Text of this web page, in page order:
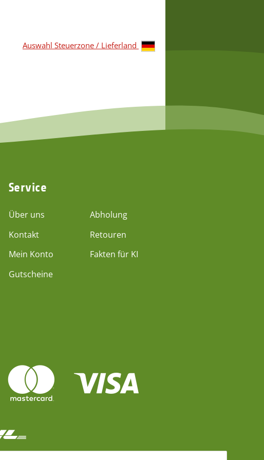
Auswahl Steuerzone / Lieferland
Service
Über uns
Kontakt
Mein Konto
Gutscheine
Abholung
Retouren
Fakten für KI